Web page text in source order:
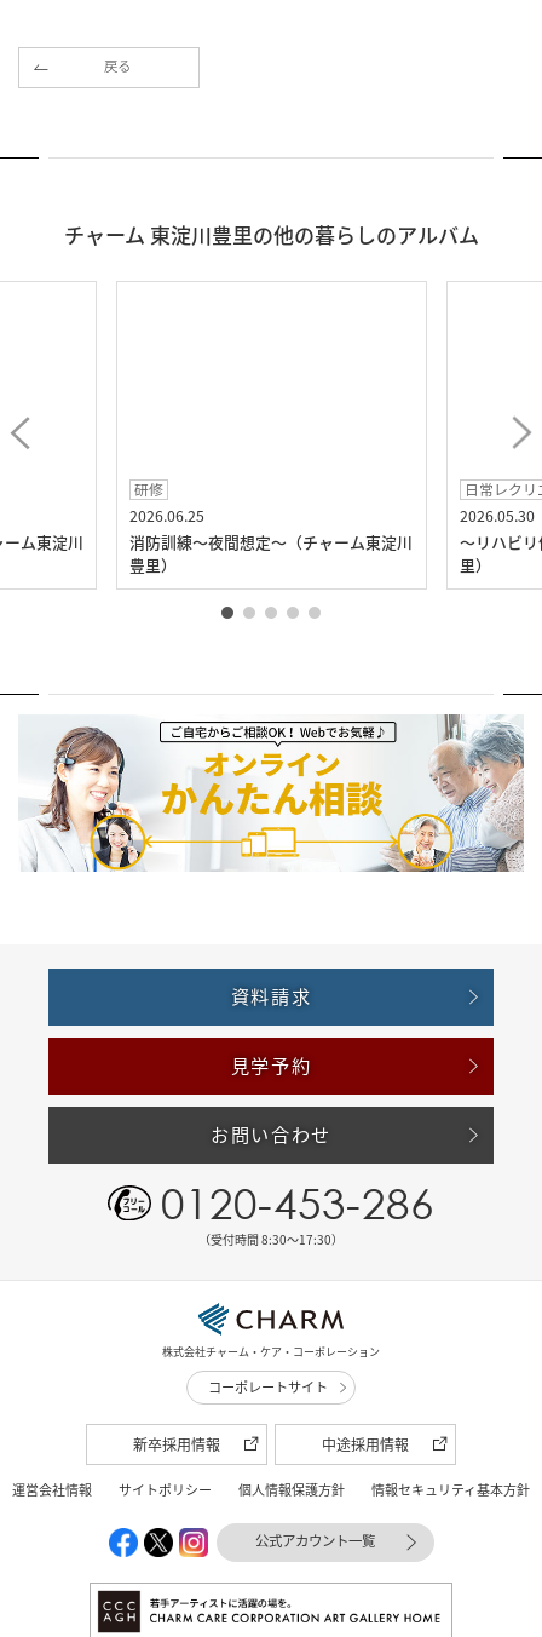
戻る
チャーム 東淀川豊里の他の暮らしのアルバム
ム東淀川
研修
2026.06.25
消防訓練～夜間想定～（チャーム東淀川
豊里）
日常レク
2026.05.30
～リハビ
里）
資料請求
見学予約
お問い合わせ
0120-453-286
（受付時間 8:30〜17:30）
株式会社チャーム・ケア・コーポレーション
コーポレートサイト
新卒採用情報 中途採用情報
運営会社情報 サイトポリシー 個人情報保護方針 情報セキュリティ基本方針
公式アカウント一覧